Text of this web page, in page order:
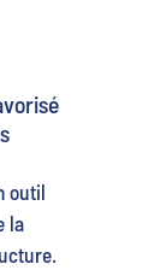
outil
la